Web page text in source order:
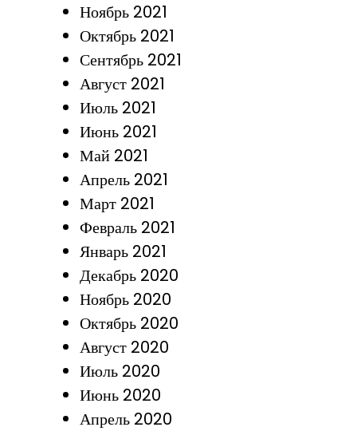
Ноябрь 2021
Октябрь 2021
Сентябрь 2021
Август 2021
Июль 2021
Июнь 2021
Май 2021
Апрель 2021
Март 2021
Февраль 2021
Январь 2021
Декабрь 2020
Ноябрь 2020
Октябрь 2020
Август 2020
Июль 2020
Июнь 2020
Апрель 2020